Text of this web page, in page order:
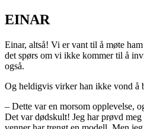
EINAR
Einar, altså! Vi er vant til å møte
det spørs om vi ikke kommer til å
også.
Og heldigvis virker han ikke vond å
– Dette var en morsom opplevelse,
Det var dødskult! Jeg har prøvd